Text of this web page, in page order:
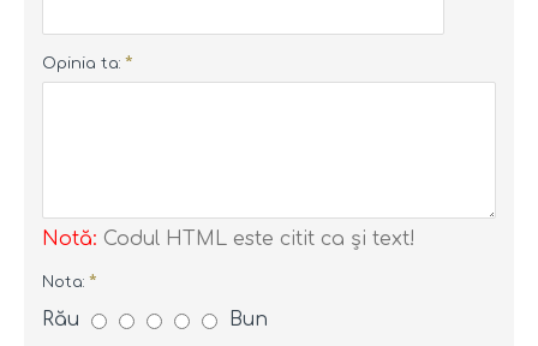
Opinia ta:
Notă: Codul HTML este citit ca şi text!
Nota:
Rău Bun